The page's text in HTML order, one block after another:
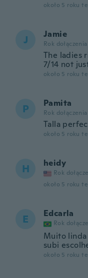
około 5 roku
J Jamie
Rok
The ladies
7/14 not
około 5 roku
P Pamita
Rok
Talla
około 5 roku
H heidy
Rok
około 5 roku
E Edcarla
Rok
Muito
subi
około 5 roku